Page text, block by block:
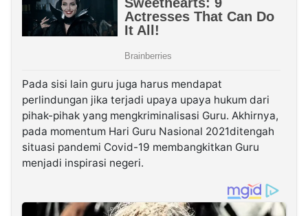
Pada sisi lain guru juga harus mendapat
perlindungan jika terjadi upaya upaya hukum dari
pihak-pihak yang mengkriminalisasi Guru. Akhirnya,
pada momentum Hari Guru Nasional 2021ditengah
situasi pandemi Covid-19 membangkitkan Guru
menjadi inspirasi negeri.